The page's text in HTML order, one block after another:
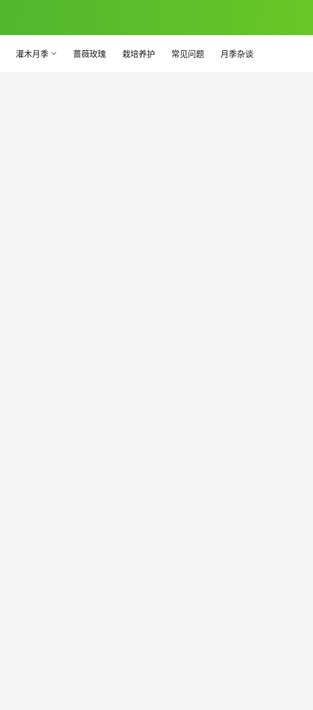
灌木月季 蔷薇玫瑰 栽培养护 常见问题 月季杂谈